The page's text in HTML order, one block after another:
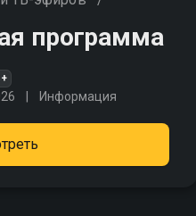
программа
Информация